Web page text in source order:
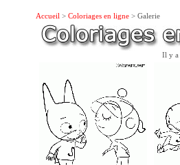
Accueil > Coloriages en ligne> Galerie
Il y a